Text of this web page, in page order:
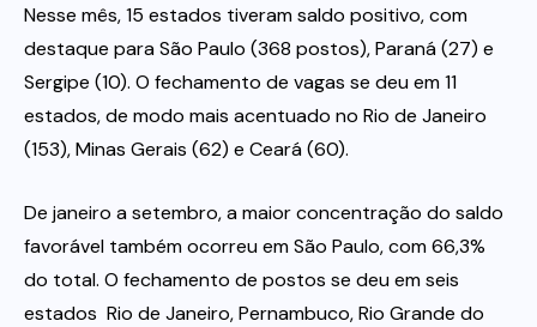
Nesse mês, 15 estados tiveram saldo positivo, com
destaque para São Paulo (368 postos), Paraná (27) e
Sergipe (10). O fechamento de vagas se deu em 11
estados, de modo mais acentuado no Rio de Janeiro
(153), Minas Gerais (62) e Ceará (60).
De janeiro a setembro, a maior concentração do saldo
favorável também ocorreu em São Paulo, com 66,3%
do total. O fechamento de postos se deu em seis
estados  Rio de Janeiro, Pernambuco, Rio Grande do